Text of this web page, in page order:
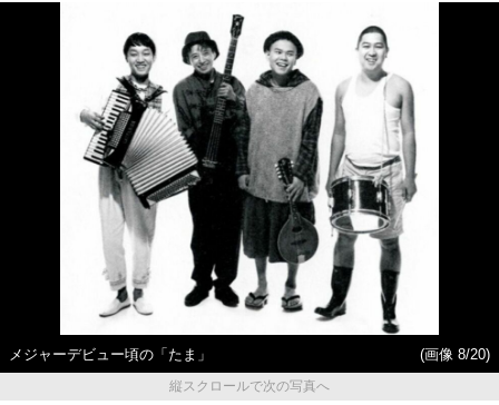
メジャーデビュー頃の「たま」
(画像 8/20)
縦スクロールで次の写真へ